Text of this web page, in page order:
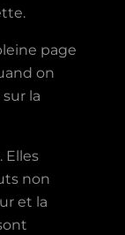
page
on
la
Elles
non
et la